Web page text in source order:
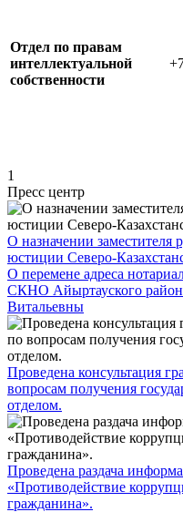
Отдел по правам
интеллектуальной
собственности
1
Пресс центр
О назначении заместителя
юстиции Северо-
О перемене адреса
СКНО Айыртауского
Витальевны
Проведена консультация
вопросам получения
отделом.
Проведена раздача
«Противодействие
гражданина».